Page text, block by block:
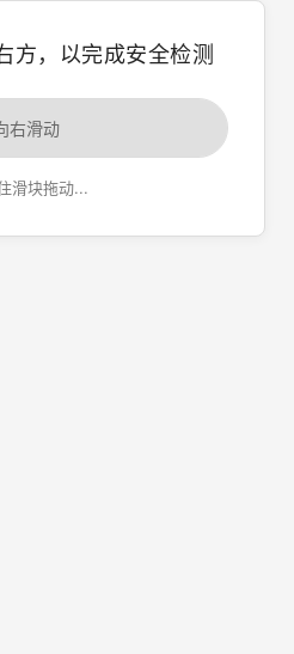
方，以完成安全检测
右滑动
滑块拖动...